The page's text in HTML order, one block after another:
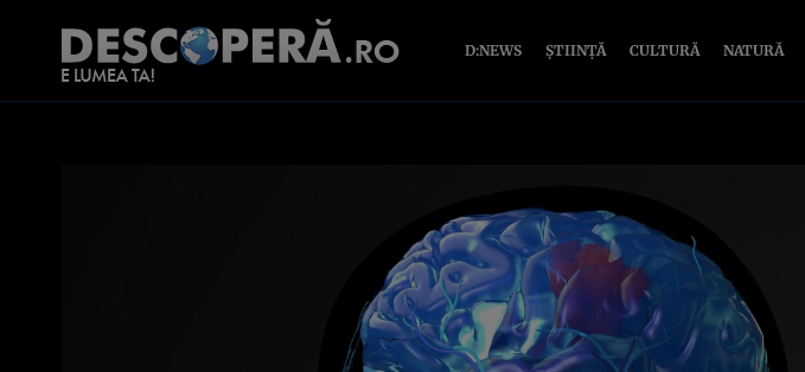
D:NEWS ȘTIINȚĂ CULTURĂ NATURĂ